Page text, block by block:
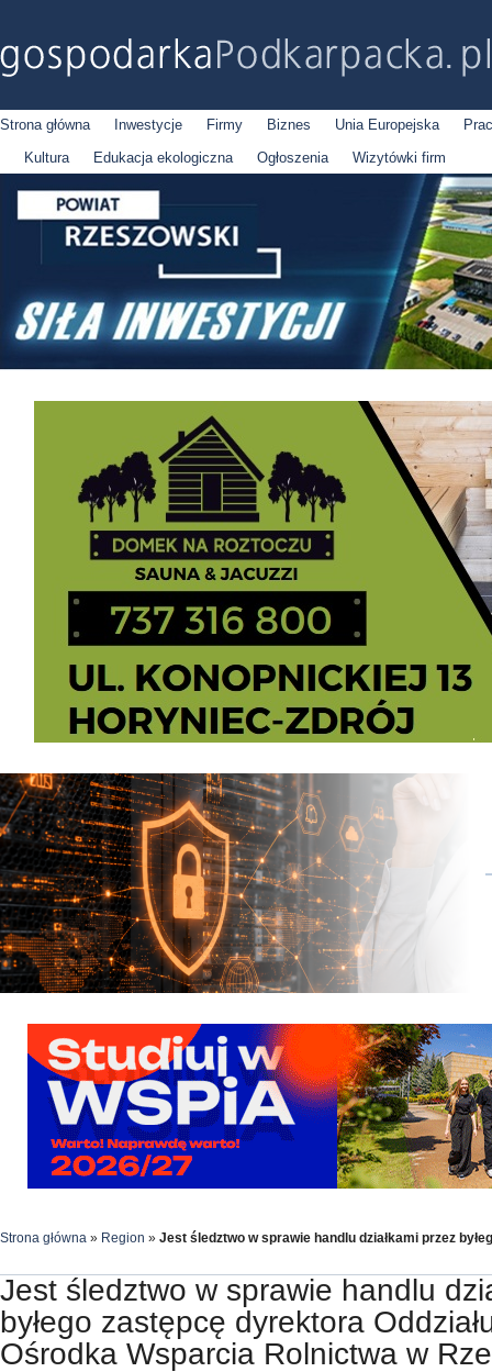
Strona główna Inwestycje Firmy Biznes Unia Europejska
Kultura
Edukacja ekologiczna Ogłoszenia Wizytówki firm
Strona główna » Region » Jest śledztwo w sprawie handlu działkami przez
Jest śledztwo w sprawie handlu
byłego zastępcę dyrektora
Ośrodka Wsparcia Rolnictwa w